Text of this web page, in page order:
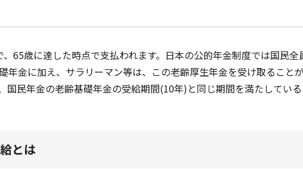
65歳に達した時点で支払われます。日本の公的年金制度では国民全
年金に加え、サラリーマン等は、この老齢厚生年金を受け取ること
国民年金の老齢基礎年金の受給期間(10年)と同じ期間を満たしてい
とは